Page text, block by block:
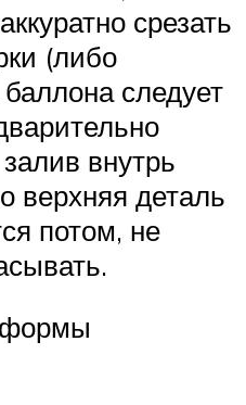
срезать
(либо
следует
внутрь
верхняя деталь
потом, не
формы